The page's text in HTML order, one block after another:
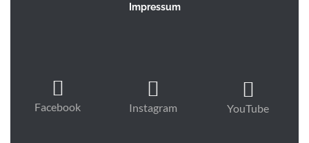
Impressum
Facebook Instagram YouTube